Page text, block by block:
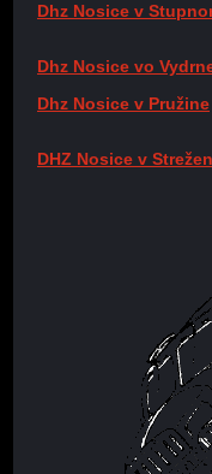
Dhz Nosice v
Dhz Nosice vo
Dhz Nosice v Pružine
DHZ Nosice v